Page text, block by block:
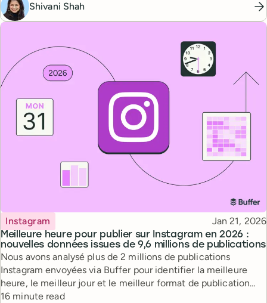
Shivani Shah
Meilleure heure pour publier sur Instagram en 2026 :
nouvelles données issues de 9,6 millions de publications
Topic
Instagram Published
Jan 21, 2026
Nous avons analysé plus de 2 millions de publications
Instagram envoyées via Buffer pour identifier la meilleure
heure, le meilleur jour et le meilleur format de publication
afin de maximiser la portée.
Reading time
16 minute read